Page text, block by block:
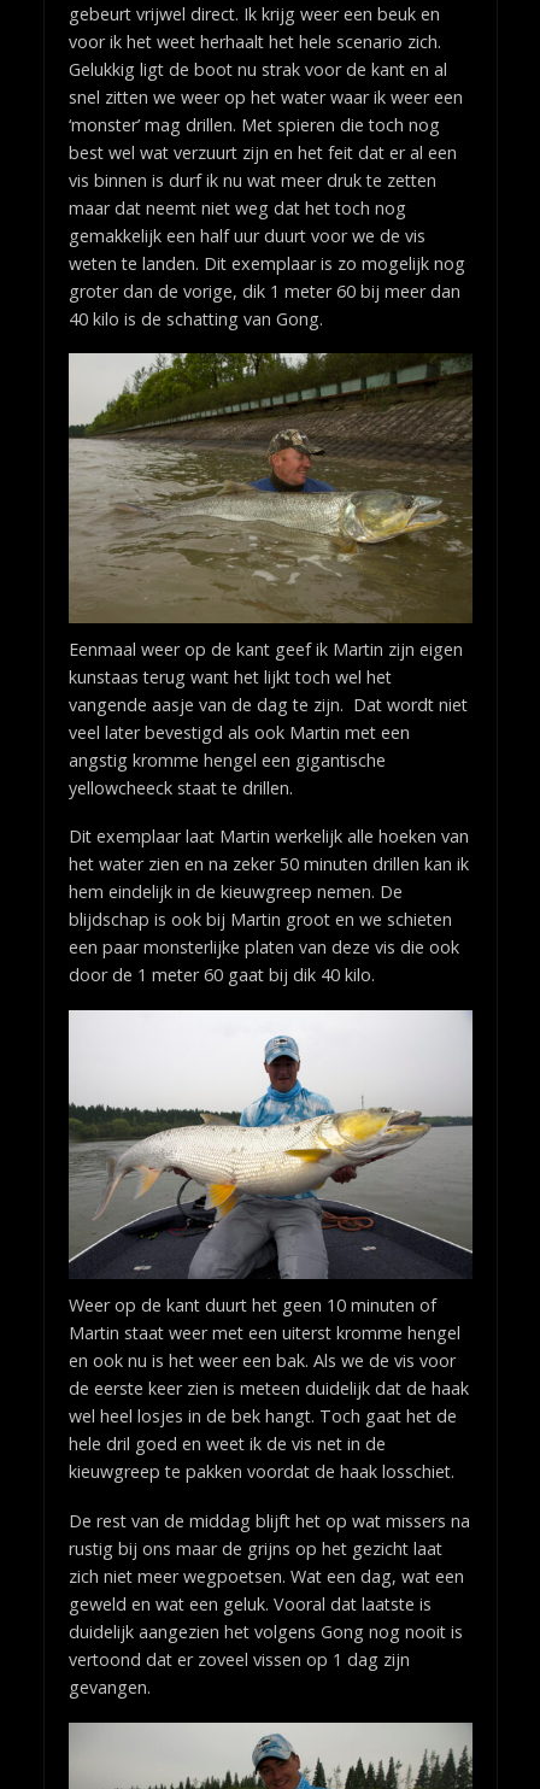
gebeurt vrijwel direct. Ik krijg weer een beuk en
voor ik het weet herhaalt het hele scenario zich.
Gelukkig ligt de boot nu strak voor de kant en al
snel zitten we weer op het water waar ik weer een
‘monster’ mag drillen. Met spieren die toch nog
best wel wat verzuurt zijn en het feit dat er al een
vis binnen is durf ik nu wat meer druk te zetten
maar dat neemt niet weg dat het toch nog
gemakkelijk een half uur duurt voor we de vis
weten te landen. Dit exemplaar is zo mogelijk nog
groter dan de vorige, dik 1 meter 60 bij meer dan
40 kilo is de schatting van Gong.
Eenmaal weer op de kant geef ik Martin zijn eigen
kunstaas terug want het lijkt toch wel het
vangende aasje van de dag te zijn. Dat wordt niet
veel later bevestigd als ook Martin met een
angstig kromme hengel een gigantische
yellowcheeck staat te drillen.
Dit exemplaar laat Martin werkelijk alle hoeken van
het water zien en na zeker 50 minuten drillen kan ik
hem eindelijk in de kieuwgreep nemen. De
blijdschap is ook bij Martin groot en we schieten
een paar monsterlijke platen van deze vis die ook
door de 1 meter 60 gaat bij dik 40 kilo.
Weer op de kant duurt het geen 10 minuten of
Martin staat weer met een uiterst kromme hengel
en ook nu is het weer een bak. Als we de vis voor
de eerste keer zien is meteen duidelijk dat de haak
wel heel losjes in de bek hangt. Toch gaat het de
hele dril goed en weet ik de vis net in de
kieuwgreep te pakken voordat de haak losschiet.
De rest van de middag blijft het op wat missers na
rustig bij ons maar de grijns op het gezicht laat
zich niet meer wegpoetsen. Wat een dag, wat een
geweld en wat een geluk. Vooral dat laatste is
duidelijk aangezien het volgens Gong nog nooit is
vertoond dat er zoveel vissen op 1 dag zijn
gevangen.